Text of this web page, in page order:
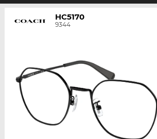
HC5170
9344